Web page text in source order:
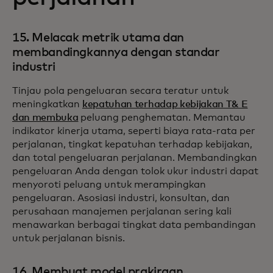
15. Melacak metrik utama dan
membandingkannya dengan standar
industri
Tinjau pola pengeluaran secara teratur untuk
meningkatkan kepatuhan terhadap kebijakan T& E
dan membuka peluang penghematan. Memantau
indikator kinerja utama, seperti biaya rata-rata per
perjalanan, tingkat kepatuhan terhadap kebijakan,
dan total pengeluaran perjalanan. Membandingkan
pengeluaran Anda dengan tolok ukur industri dapat
menyoroti peluang untuk merampingkan
pengeluaran. Asosiasi industri, konsultan, dan
perusahaan manajemen perjalanan sering kali
menawarkan berbagai tingkat data pembandingan
untuk perjalanan bisnis.